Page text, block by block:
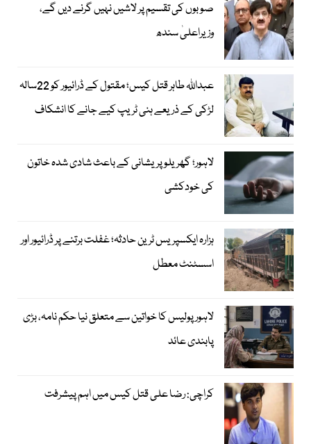
صوبوں کی تقسیم پر لاشیں نہیں گرنے دیں گے،
وزیراعلیٰ سندھ
عبداللہ طاہر قتل کیس؛ مقتول کے ڈرائیور کو 22سالہ
لڑکی کے ذریعے ہنی ٹریپ کیے جانے کا انشکاف
لاہور؛ گھریلو پریشانی کے باعث شادی شدہ خاتون
کی خودکشی
ہزارہ ایکسپریس ٹرین حادثہ؛ غفلت برتنے پر ڈرائیور اور
اسسٹنٹ معطل
لاہور پولیس کا خواتین سے متعلق نیا حکم نامہ، بڑی
پابندی عائد
کراچی: رضا علی قتل کیس میں اہم پیشرفت